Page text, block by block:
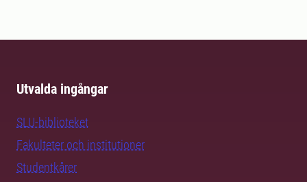
Utvalda ingångar
SLU-biblioteket
Fakulteter och institutioner
Studentkårer